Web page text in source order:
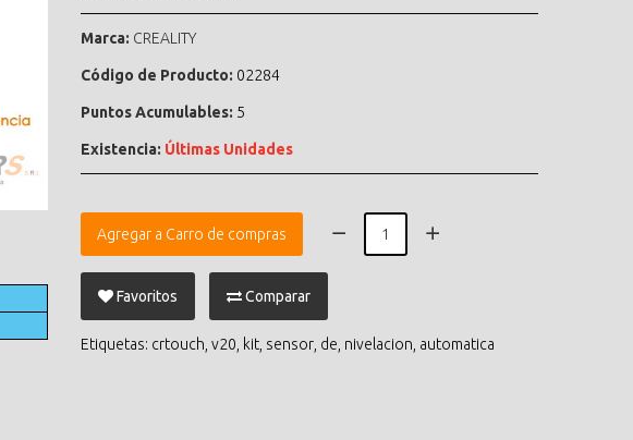
Marca: CREALITY
Código de Producto: 02284
Puntos Acumulables: 5
Existencia: Últimas Unidades
Agregar a Carro de compras
Favoritos Comparar
Etiquetas: crtouch v20 kit sensor de nivelacion automatica